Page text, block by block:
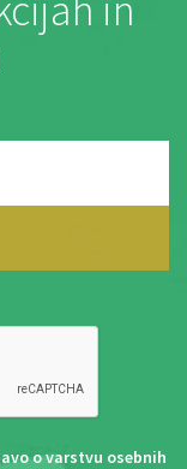
o varstvu osebnih